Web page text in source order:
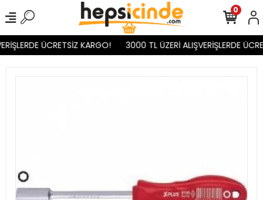
ÜCRETSİZ KARGO! 3000 TL ÜZERİ ALIŞVERİŞLERDE
0